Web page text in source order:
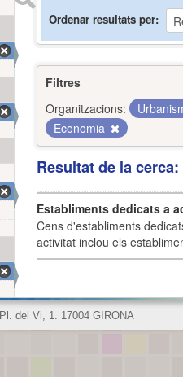
Ordenar resultats per
Filtres
Organitzacions:
Economia
Resultat de la
Establiments dedicats a
Cens d'establiments
activitat inclou els
Pl. del Vi, 1. 17004 GIRONA